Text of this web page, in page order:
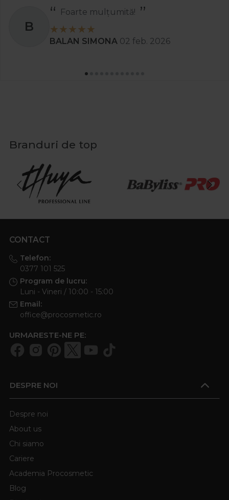
B
Foarte mulțumită!
BALAN SIMONA 02 feb. 2026
Branduri de top
CONTACT
Telefon:
0377 101 525
Program de lucru:
Luni - Vineri / 10:00 - 15:00
Email:
office@procosmetic.ro
URMARESTE-NE PE:
DESPRE NOI
Despre noi
About us
Chi siamo
Cariere
Academia Procosmetic
Blog